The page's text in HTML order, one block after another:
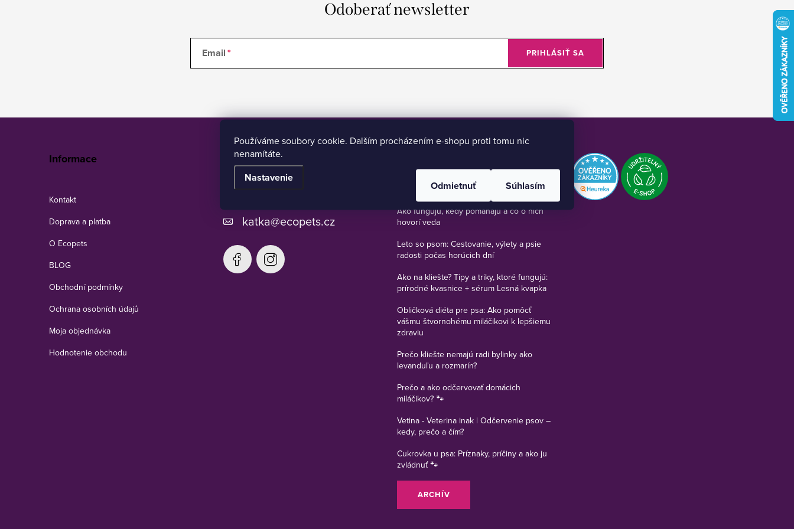
Používáme soubory cookie. Dalším procházením e-shopu proti tomu nic
nenamítáte.
Nastavenie
Odmietnuť Súhlasím
Odoberať newsletter
Email PRIHLÁSIŤ SA
Informace
Kontakt
Doprava a platba
O Ecopets
BLOG
Obchodní podmínky
Ochrana osobních údajů
Moja objednávka
Hodnotenie obchodu
Ecopets
katka@ecopets.cz
Bachove esencie pre psy, mačky a kone:
Ako fungujú, kedy pomáhajú a čo o nich
hovorí veda
Leto so psom: Cestovanie, výlety a psie
radosti počas horúcich dní
Ako na kliešte? Tipy a triky, ktoré fungujú:
prírodné kvasnice + sérum Lesná kvapka
Obličková diéta pre psa: Ako pomôcť
vášmu štvornohému miláčikovi k lepšiemu
zdraviu
Prečo kliešte nemajú radi bylinky ako
levanduľu a rozmarín?
Prečo a ako odčervovať domácich
miláčikov? 🐾
Vetina - Veterina inak | Odčervenie psov –
kedy, prečo a čím?
Cukrovka u psa: Príznaky, príčiny a ako ju
zvládnuť 🐾
ARCHÍV